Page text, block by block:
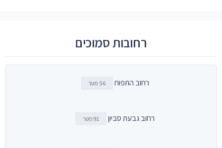
רחובות סמוכים
רחוב התפוח 56 מטר
רחוב גבעת סביון 91 מטר